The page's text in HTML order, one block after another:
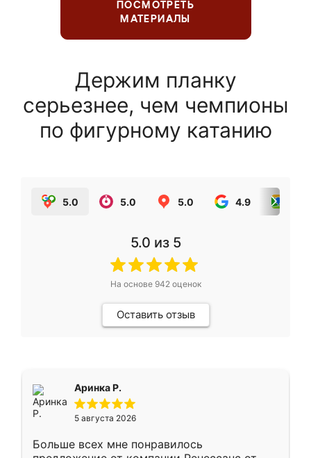
ПОСМОТРЕТЬ
МАТЕРИАЛЫ
Держим планку
серьезнее, чем чемпионы
по фигурному катанию
5.0 5.0 5.0 4.9
5.0 из 5
На основе 942оценок
Оставить отзыв
Аринка Р.
5 августа 2026
Больше всех мне понравилось